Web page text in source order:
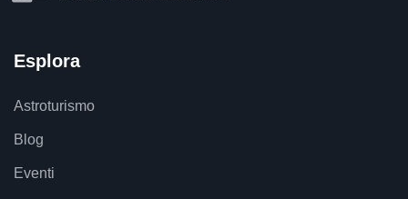
Esplora
Astroturismo
Blog
Eventi